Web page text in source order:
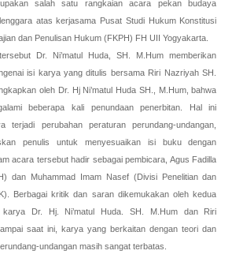
salah satu rangkaian acara pekan budaya
atas kerjasama Pusat Studi Hukum Konstitusi
dan Penulisan Hukum (FKPH) FH UII Yogyakarta.
Dr. Ni’matul Huda, SH. M.Hum memberikan
isi karya yang ditulis bersama Riri Nazriyah SH.
oleh Dr. Hj Ni’matul Huda SH., M.Hum, bahwa
beberapa kali penundaan penerbitan. Hal ini
terjadi perubahan peraturan perundang-undangan,
penulis untuk menyesuaikan isi buku dengan
acara tersebut hadir sebagai pembicara, Agus Fadilla
dan Muhammad Imam Nasef (Divisi Penelitian dan
Berbagai kritik dan saran dikemukakan oleh kedua
karya Dr. Hj. Ni’matul Huda. SH. M.Hum dan Riri
saat ini, karya yang berkaitan dengan teori dan
undangan masih sangat terbatas.